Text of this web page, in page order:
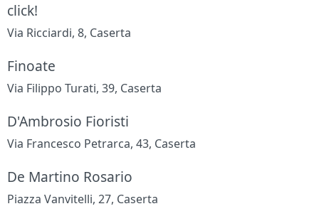
click!
Via Ricciardi, 8, Caserta
Finoate
Via Filippo Turati, 39, Caserta
D'Ambrosio Fioristi
Via Francesco Petrarca, 43, Caserta
De Martino Rosario
Piazza Vanvitelli, 27, Caserta